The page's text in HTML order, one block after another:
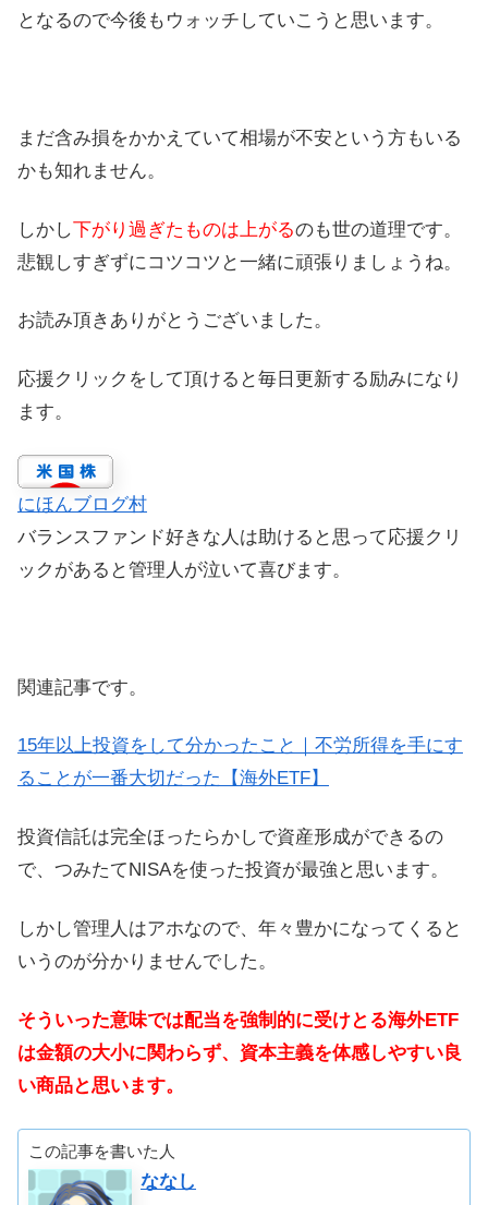
となるので今後もウォッチしていこうと思います。
まだ含み損をかかえていて相場が不安という方もいる
かも知れません。
しかし下がり過ぎたものは上がるのも世の道理です。
悲観しすぎずにコツコツと一緒に頑張りましょうね。
お読み頂きありがとうございました。
応援クリックをして頂けると毎日更新する励みになり
ます。
にほんブログ村
バランスファンド好きな人は助けると思って応援クリ
ックがあると管理人が泣いて喜びます。
関連記事です。
15年以上投資をして分かったこと｜不労所得を手にす
ることが一番大切だった【海外ETF】
投資信託は完全ほったらかしで資産形成ができるの
で、つみたてNISAを使った投資が最強と思います。
しかし管理人はアホなので、年々豊かになってくると
いうのが分かりませんでした。
そういった意味では配当を強制的に受けとる海外ETF
は金額の大小に関わらず、資本主義を体感しやすい良
い商品と思います。
この記事を書いた人
ななし